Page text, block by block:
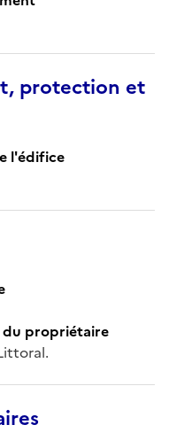
protection et
l'édifice
du propriétaire